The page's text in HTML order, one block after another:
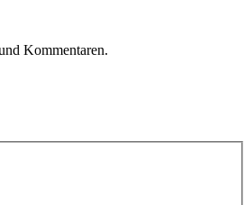
Kommentaren.